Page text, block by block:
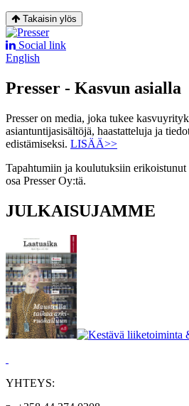
Takaisin ylös
Social link
English
Presser - Kasvun asialla
Presser on media, joka tukee
asiantuntijasisältöjä, haastatteluja ja
edistämiseksi. LISÄÄ>>
Tapahtumiin ja koulutuksiin
osa Presser Oy:tä.
JULKAISUJAMME
YHTEYS: